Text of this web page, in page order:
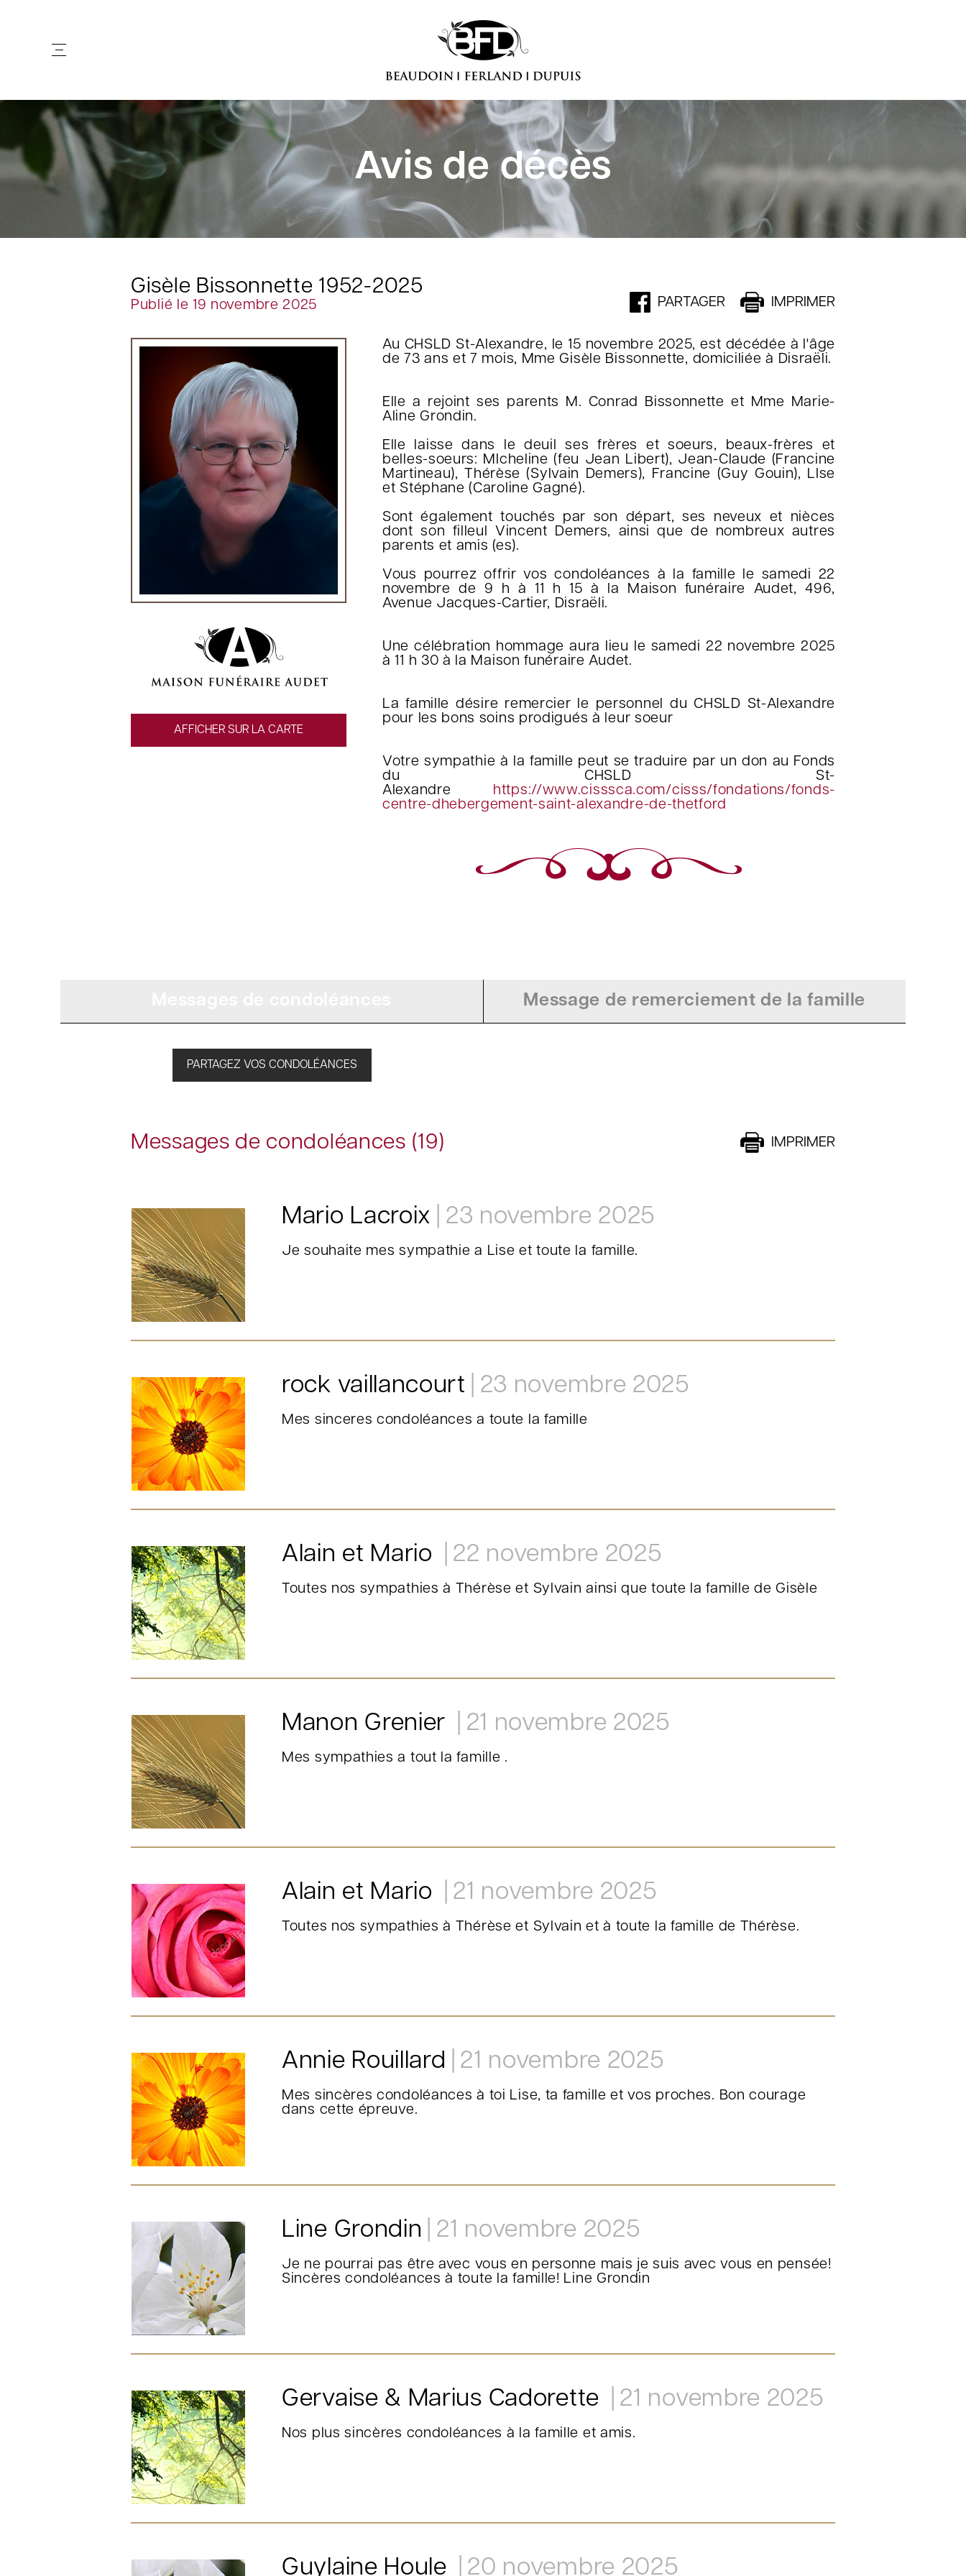
Avis de décès
Gisèle Bissonnette 1952-2025
Publié le 19 novembre 2025 PARTAGER IMPRIMER
AFFICHER SUR LA CARTE
Au CHSLD St-Alexandre, le 15 novembre 2025, est décédée à l'âge
de 73 ans et 7 mois, Mme Gisèle Bissonnette, domiciliée à Disraëli.
Elle a rejoint ses parents M. Conrad Bissonnette et Mme Marie-
Aline Grondin.
Elle laisse dans le deuil ses frères et soeurs, beaux-frères et
belles-soeurs: MIcheline (feu Jean Libert), Jean-Claude (Francine
Martineau), Thérèse (Sylvain Demers), Francine (Guy Gouin), LIse
et Stéphane (Caroline Gagné).
Sont également touchés par son départ, ses neveux et nièces
dont son filleul Vincent Demers, ainsi que de nombreux autres
parents et amis (es).
Vous pourrez offrir vos condoléances à la famille le samedi 22
novembre de 9 h à 11 h 15 à la Maison funéraire Audet, 496,
Avenue Jacques-Cartier, Disraëli.
Une célébration hommage aura lieu le samedi 22 novembre 2025
à 11 h 30 à la Maison funéraire Audet.
La famille désire remercier le personnel du CHSLD St-Alexandre
pour les bons soins prodigués à leur soeur
Votre sympathie à la famille peut se traduire par un don au Fonds
du CHSLD St-
Alexandre https://www.cisssca.com/cisss/fondations/fonds-
centre-dhebergement-saint-alexandre-de-thetford
Message de remerciement de la famille
PARTAGEZ VOS CONDOLÉANCES
Messages de condoléances (19) IMPRIMER
Mario Lacroix 23 novembre 2025
Je souhaite mes sympathie a Lise et toute la famille.
rock vaillancourt 23 novembre 2025
Mes sinceres condoléances a toute la famille
Alain et Mario 22 novembre 2025
Toutes nos sympathies à Thérèse et Sylvain ainsi que toute la famille de Gisèle
Manon Grenier 21 novembre 2025
Mes sympathies a tout la famille .
Alain et Mario 21 novembre 2025
Toutes nos sympathies à Thérèse et Sylvain et à toute la famille de Thérèse.
Annie Rouillard 21 novembre 2025
Mes sincères condoléances à toi Lise, ta famille et vos proches. Bon courage
dans cette épreuve.
Line Grondin 21 novembre 2025
Je ne pourrai pas être avec vous en personne mais je suis avec vous en pensée!
Sincères condoléances à toute la famille! Line Grondin
Gervaise & Marius Cadorette 21 novembre 2025
Nos plus sincères condoléances à la famille et amis.
Guylaine Houle 20 novembre 2025